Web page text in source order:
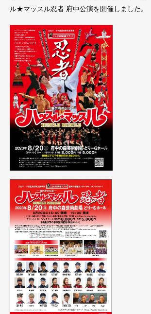
ル★マッスル忍者 府中公演を開催しました。